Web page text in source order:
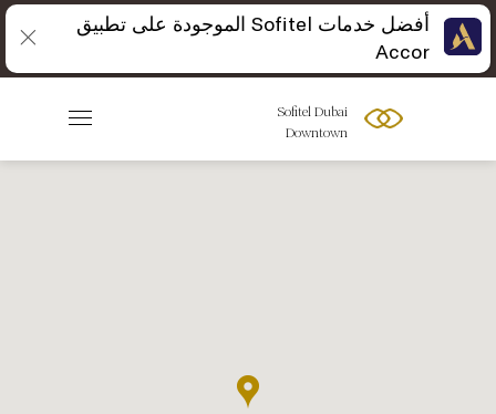
Sofitel Dubai
Downtown
أفضل خدمات Sofitel الموجودة على تطبيق
Accor